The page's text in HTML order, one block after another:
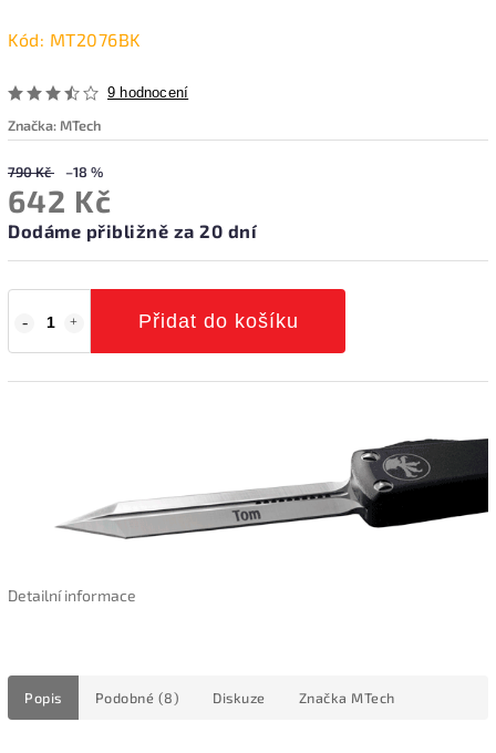
Kód: MT2076BK
9 hodnocení
Značka: MTech
790 Kč –18 %
642 Kč
Dodáme přibližně za 20 dní
Přidat do košíku
Detailní informace
Popis Podobné (8) Diskuze Značka MTech